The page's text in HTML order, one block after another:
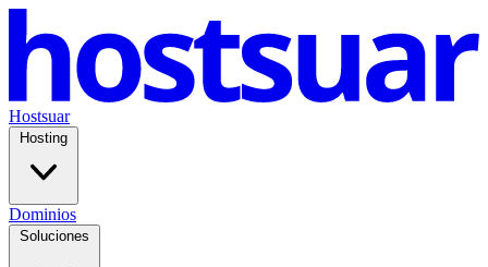
Hostsuar
Hosting
Dominios
Soluciones